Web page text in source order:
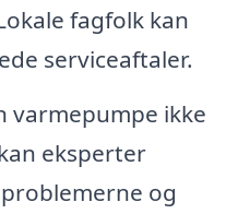
fagfolk kan
serviceaftaler.
varmepumpe ikke
eksperter
og